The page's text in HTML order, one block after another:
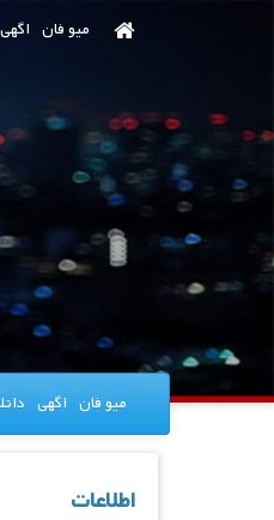
میو فان اگهی
میو فان اگهی
اطلاعات